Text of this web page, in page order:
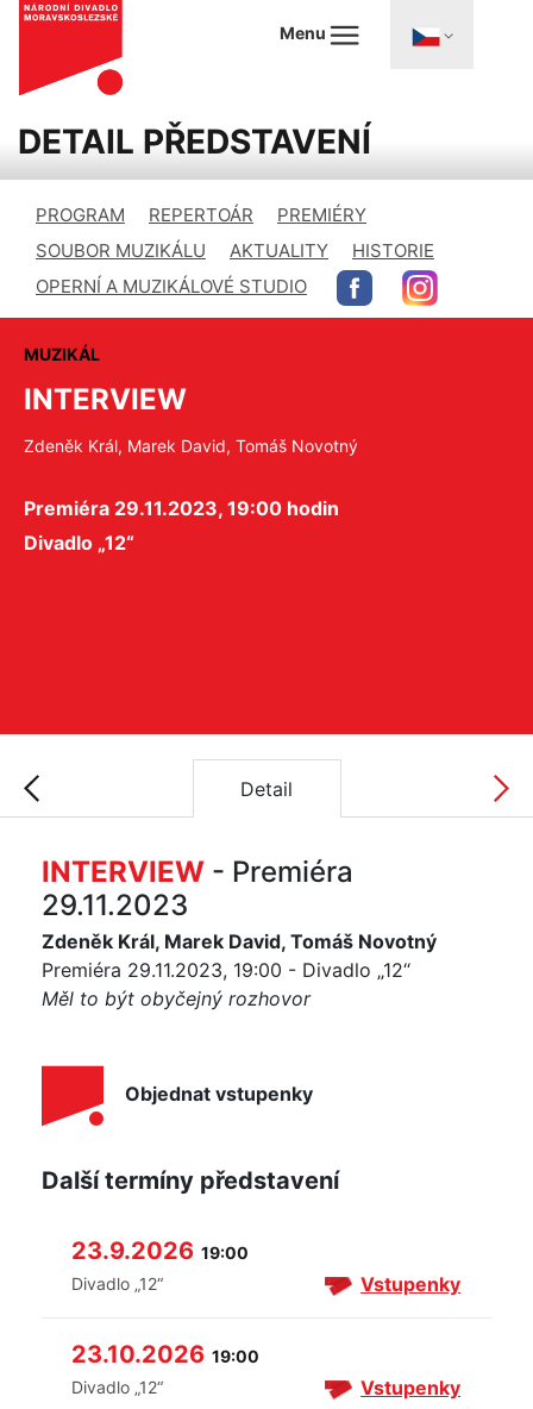
Menu
DETAIL PŘEDSTAVENÍ
PROGRAM REPERTOÁR
PREMIÉRY
SOUBOR MUZIKÁLU
AKTUALITY
HISTORIE
OPERNÍ A MUZIKÁLOVÉ STUDIO
MUZIKÁL
INTERVIEW
Zdeněk Král, Marek David, Tomáš Novotný
Premiéra 29.11.2023, 19:00 hodin
Divadlo „12“
Detail
INTERVIEW - Premiéra
29.11.2023
Zdeněk Král, Marek David, Tomáš Novotný
Premiéra 29.11.2023, 19:00 - Divadlo „12“
Měl to být obyčejný rozhovor
Objednat vstupenky
Další termíny představení
23.9.2026 19:00
Divadlo „12“
Vstupenky
23.10.2026 19:00
Divadlo „12“
Vstupenky